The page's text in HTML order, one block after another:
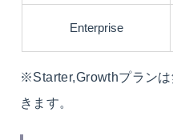
Enterprise
※Starter,Growthプラン
きます。